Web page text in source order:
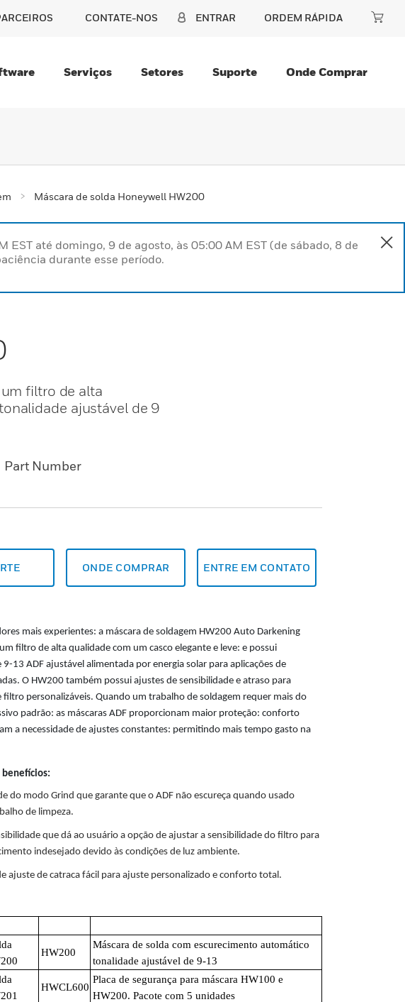
CONTATE-NOS ENTRAR ORDEM RÁPIDA
Serviços Setores Suporte Onde Comprar
Máscara de solda Honeywell HW200
até domingo, 9 de agosto, às 05:00 AM EST (de sábado, 8 de
durante esse período.
filtro de alta
ajustável de 9
Part Number
ONDE COMPRAR ENTRE EM CONTATO
mais experientes: a máscara de soldagem HW200 Auto Darkening
filtro de alta qualidade com um casco elegante e leve: e possui
9-13 ADF ajustável alimentada por energia solar para aplicações de
O HW200 também possui ajustes de sensibilidade e atraso para
filtro personalizáveis. Quando um trabalho de soldagem requer mais do
padrão: as máscaras ADF proporcionam maior proteção: conforto
a necessidade de ajustes constantes: permitindo mais tempo gasto na
benefícios:
do modo Grind que garante que o ADF não escureça quando usado
de limpeza.
que dá ao usuário a opção de ajustar a sensibilidade do filtro para
indesejado devido às condições de luz ambiente.
ajuste de catraca fácil para ajuste personalizado e conforto total.
HW200
Máscara de solda com escurecimento automático
tonalidade ajustável de 9-13
HWCL600
Placa de segurança para máscara HW100 e
HW200. Pacote com 5 unidades